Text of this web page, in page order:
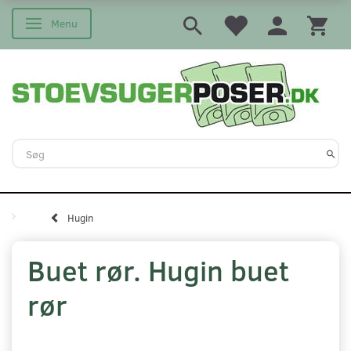
Skifte navigation
Menu
Hugin
Buet rør. Hugin buet
rør